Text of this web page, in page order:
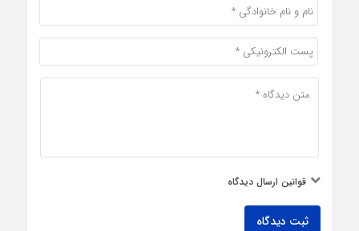
قوانین ارسال دیدگاه
ثبت دیدگاه